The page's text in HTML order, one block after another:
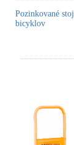
Pozinkované
bicyklov